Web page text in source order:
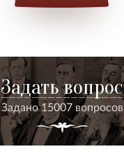
Задать вопрос
Задано 15007 вопросов